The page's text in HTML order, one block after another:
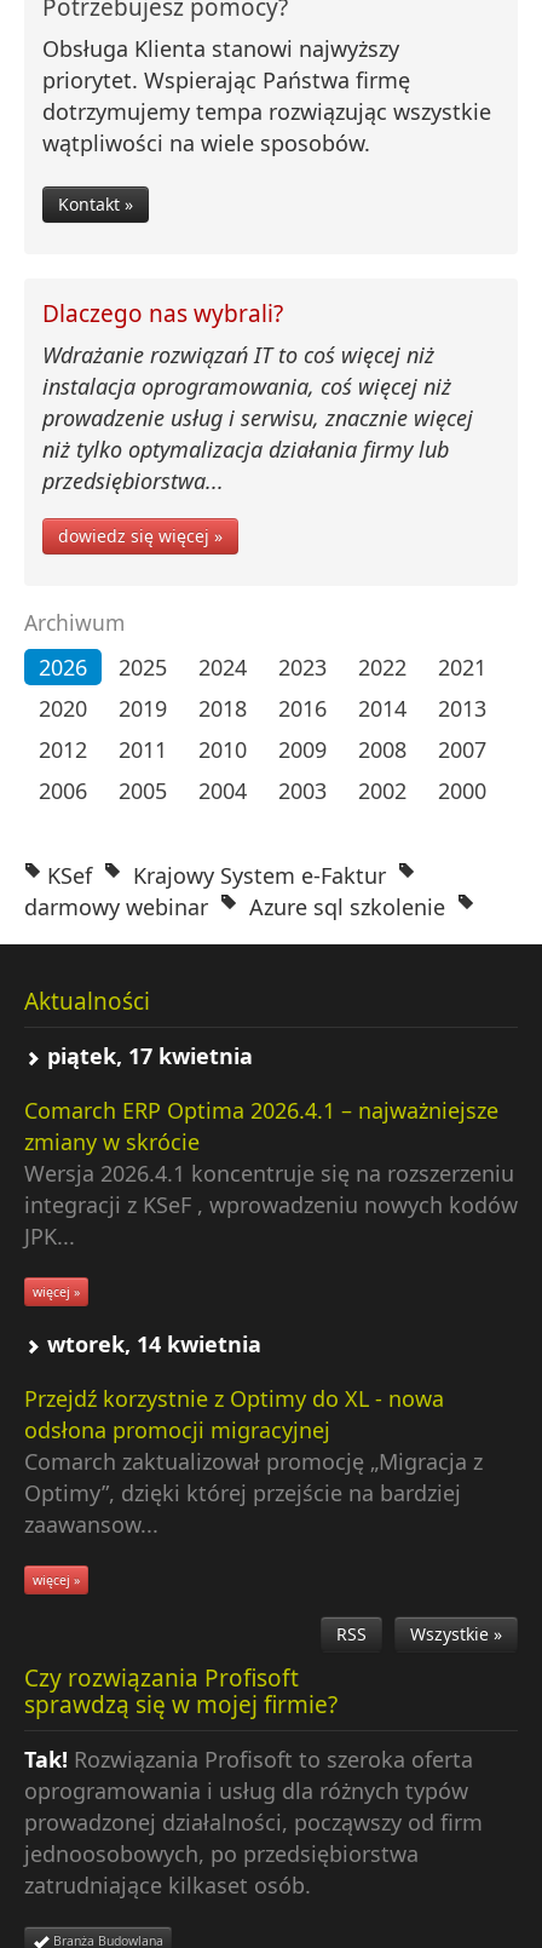
Potrzebujesz pomocy?
Obsługa Klienta stanowi najwyższy
priorytet. Wspierając Państwa firmę
dotrzymujemy tempa rozwiązując wszystkie
wątpliwości na wiele sposobów.
Kontakt »
Dlaczego nas wybrali?
Wdrażanie rozwiązań IT to coś więcej niż
instalacja oprogramowania, coś więcej niż
prowadzenie usług i serwisu, znacznie więcej
niż tylko optymalizacja działania firmy lub
przedsiębiorstwa...
dowiedz się więcej »
Archiwum
2026
2025 2024 2023 2022
2021
2020
2019 2018 2016 2014
2013
2012
2011 2010 2009 2008
2007
2006
2005 2004 2003 2002 2000
KSef
Krajowy System e-Faktur
darmowy webinar
Azure sql szkolenie
Aktualności
piątek, 17 kwietnia
Comarch ERP Optima 2026.4.1 – najważniejsze
zmiany w skrócie
Wersja 2026.4.1 koncentruje się na rozszerzeniu
integracji z KSeF , wprowadzeniu nowych kodów
JPK...
więcej »
wtorek, 14 kwietnia
Przejdź korzystnie z Optimy do XL - nowa
odsłona promocji migracyjnej
Comarch zaktualizował promocję „Migracja z
Optimy”, dzięki której przejście na bardziej
zaawansow...
więcej »
RSS Wszystkie »
Czy rozwiązania Profisoft
sprawdzą się w mojej firmie?
Tak! Rozwiązania Profisoft to szeroka oferta
oprogramowania i usług dla różnych typów
prowadzonej działalności, począwszy od firm
jednoosobowych, po przedsiębiorstwa
zatrudniające kilkaset osób.
Branża Budowlana